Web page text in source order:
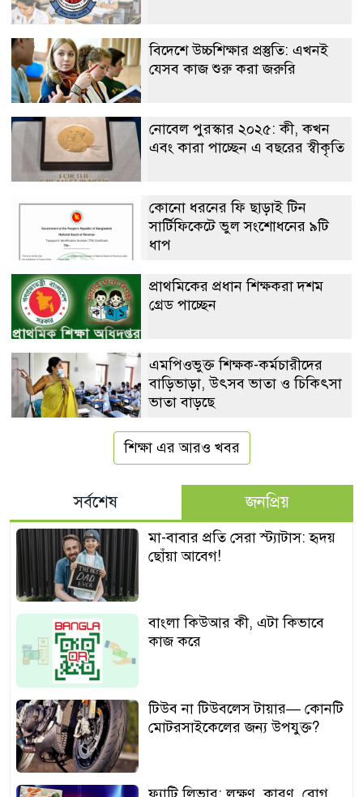
বিদেশে উচ্চশিক্ষার প্রস্তুতি: এখনই
যেসব কাজ শুরু করা জরুরি
নোবেল পুরস্কার ২০২৫: কী, কখন
এবং কারা পাচ্ছেন এ বছরের স্বীকৃতি
কোনো ধরনের ফি ছাড়াই টিন
সার্টিফিকেটে ভুল সংশোধনের ৯টি
ধাপ
প্রাথমিকের প্রধান শিক্ষকরা দশম
গ্রেড পাচ্ছেন
এমপিওভুক্ত শিক্ষক-কর্মচারীদের
বাড়িভাড়া, উৎসব ভাতা ও চিকিৎসা
ভাতা বাড়ছে
শিক্ষা এর আরও খবর
সর্বশেষ জনপ্রিয়
মা-বাবার প্রতি সেরা স্ট্যাটাস: হৃদয়
ছোঁয়া আবেগ!
বাংলা কিউআর কী, এটা কিভাবে
কাজ করে
টিউব না টিউবলেস টায়ার— কোনটি
মোটরসাইকেলের জন্য উপযুক্ত?